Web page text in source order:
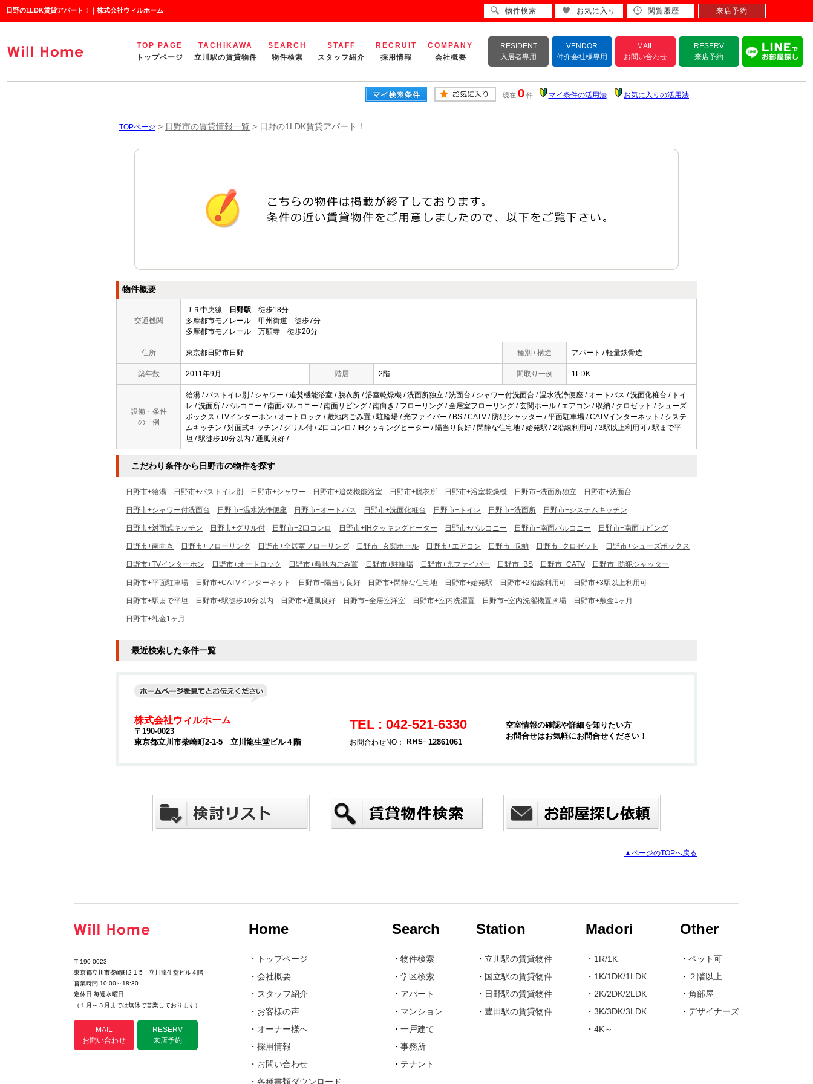
日野の1LDK賃貸アパート！｜株式会社ウィルホーム
TOP PAGE
トップページ
TACHIKAWA
立川駅の賃貸物件
SEARCH
物件検索
STAFF
スタッフ紹介
RECRUIT
採用情報
COMPANY
会社概要
RESIDENT
入居者専用
VENDOR
仲介会社様専用
MAIL
お問い合わせ
RESERV
来店予約
現在 0 件 マイ条件の活用法 お気に入りの活用法
TOPページ > 日野市の賃貸情報一覧 > 日野の1LDK賃貸アパート！
物件概要
交通機関
ＪＲ中央線 日野駅 徒歩18分
多摩都市モノレール 甲州街道 徒歩7分
多摩都市モノレール 万願寺 徒歩20分
住所 東京都日野市日野 種別 / 構造 アパート / 軽量鉄骨造
築年数 2011年9月 階層 2階 間取り一例 1LDK
設備・条件
の一例
給湯 / バストイレ別 / シャワー / 追焚機能浴室 / 脱衣所 / 浴室乾燥機 / 洗面所独立 / 洗面台 / シャワー付洗面台 / 温水洗浄便座 / オートバス / 洗面化粧台 / トイ
レ / 洗面所 / バルコニー / 南面バルコニー / 南面リビング / 南向き / フローリング / 全居室フローリング / 玄関ホール / エアコン / 収納 / クロゼット / シューズ
ボックス / TVインターホン / オートロック / 敷地内ごみ置 / 駐輪場 / 光ファイバー / BS / CATV / 防犯シャッター / 平面駐車場 / CATVインターネット / システ
ムキッチン / 対面式キッチン / グリル付 / 2口コンロ / IHクッキングヒーター / 陽当り良好 / 閑静な住宅地 / 始発駅 / 2沿線利用可 / 3駅以上利用可 / 駅まで平
坦 / 駅徒歩10分以内 / 通風良好 /
こだわり条件から日野市の物件を探す
日野市+給湯 日野市+バストイレ別 日野市+シャワー 日野市+追焚機能浴室 日野市+脱衣所 日野市+浴室乾燥機 日野市+洗面所独立 日野市+洗面台
日野市+シャワー付洗面台 日野市+温水洗浄便座 日野市+オートバス 日野市+洗面化粧台 日野市+トイレ 日野市+洗面所 日野市+システムキッチン
日野市+対面式キッチン 日野市+グリル付 日野市+2口コンロ 日野市+IHクッキングヒーター 日野市+バルコニー 日野市+南面バルコニー 日野市+南面リビング
日野市+南向き 日野市+フローリング 日野市+全居室フローリング 日野市+玄関ホール 日野市+エアコン 日野市+収納 日野市+クロゼット 日野市+シューズボックス
日野市+TVインターホン 日野市+オートロック 日野市+敷地内ごみ置 日野市+駐輪場 日野市+光ファイバー 日野市+BS 日野市+CATV 日野市+防犯シャッター
日野市+平面駐車場 日野市+CATVインターネット 日野市+陽当り良好 日野市+閑静な住宅地 日野市+始発駅 日野市+2沿線利用可 日野市+3駅以上利用可
日野市+駅まで平坦 日野市+駅徒歩10分以内 日野市+通風良好 日野市+全居室洋室 日野市+室内洗濯置 日野市+室内洗濯機置き場 日野市+敷金1ヶ月
日野市+礼金1ヶ月
最近検索した条件一覧
株式会社ウィルホーム
〒190-0023
東京都立川市柴崎町2-1-5 立川龍生堂ビル４階
TEL : 042-521-6330
お問合わせNO： 12861061
空室情報の確認や詳細を知りたい方
お問合せはお気軽にお問合せください！
▲ページのTOPへ戻る
〒190-0023
東京都立川市柴崎町2-1-5 立川龍生堂ビル４階
営業時間 10:00～18:30
定休日 毎週水曜日
（１月～３月までは無休で営業しております）
MAIL
お問い合わせ
RESERV
来店予約
Home
・
トップページ
・ 会社概要
・ スタッフ紹介
・ お客様の声
・ オーナー様へ
・ 採用情報
・ お問い合わせ
・ 各種書類ダウンロード
Search
・ 物件検索
・ 学区検索
・ アパート
・ マンション
・ 一戸建て
・ 事務所
・ テナント
Station
・ 立川駅の賃貸物件
・ 国立駅の賃貸物件
・ 日野駅の賃貸物件
・ 豊田駅の賃貸物件
Madori
・ 1R/1K
・ 1K/1DK/1LDK
・ 2K/2DK/2LDK
・ 3K/3DK/3LDK
・ 4K～
Other
・ ペット可
・ ２階以上
・ 角部屋
・ デザイナーズ
物件検索 お気に入り 閲覧履歴 来店予約